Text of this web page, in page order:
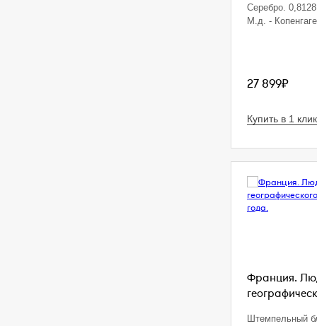
Серебро.
М.д. -
27 899₽
Купить в 1 клик
Франция.
Штемпельный